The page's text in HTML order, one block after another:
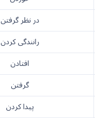
در نظر گرفتن
رانندگی کردن
افتادن
گرفتن
پیدا کردن